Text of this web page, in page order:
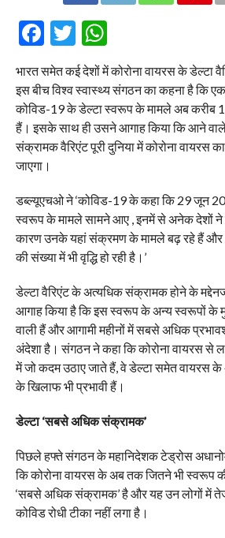
Facebook
Twitter
WhatsApp
भारत समेत कई देशों में कोरोना वायरस के डेल्टा
इस बीच विश्व स्वास्थ्य संगठन का कहना है कि
कोविड-19 के डेल्टा स्वरूप के मामले अब करीब
हैं। इसके साथ ही उसने आगाह किया कि आने वाले
संक्रामक वैरिएंट पूरी दुनिया में कोरोना वायरस
जाएगा।
डब्ल्यूएचओ ने ‘कोविड-19 के कहा कि 29 जून
स्वरूप के मामले सामने आए , इनमें से अनेक देशों ने
कारण उनके यहां संक्रमण के मामले बढ़ रहे हैं और
की संख्या में भी वृद्धि हो रही है।’
डेल्टा वैरिएंट के अत्यधिक संक्रामक होने के
आगाह किया है कि इस स्वरूप के अन्य स्वरूपों के
वाली हैं और आगामी महीनों में सबसे अधिक
अंदेशा है। संगठन ने कहा कि कोरोना वायरस
में जो कदम उठाए जाते हैं, वे डेल्टा समेत वायरस
के खिलाफ भी प्रभावी हैं।
डेल्टा ‘सबसे अधिक संक्रामक’
पिछले हफ्ते संगठन के महानिदेशक टेड्रोस
कि कोरोना वायरस के अब तक जितने भी स्वरूप
‘सबसे अधिक संक्रामक’ है और यह उन लोगों में
कोविड रोधी टीका नहीं लगा है।